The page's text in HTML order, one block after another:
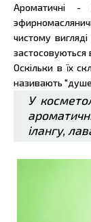
Ароматичні -
чистому
застосовуються
Оскільки в їх
називають
У
ілангу,